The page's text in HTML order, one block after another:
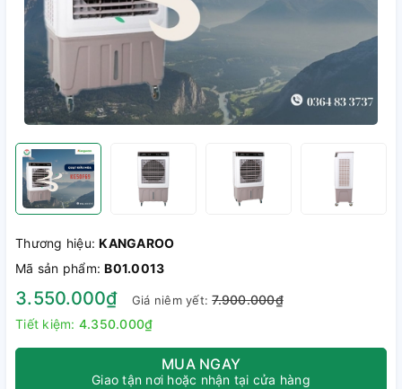
Thương hiệu:KANGAROO
Mã sản phẩm:B01.0013
3.550.000₫ Giá niêm yết:7.900.000₫
Tiết kiệm: 4.350.000₫
MUA NGAY
Giao tận nơi hoặc nhận tại cửa hàng